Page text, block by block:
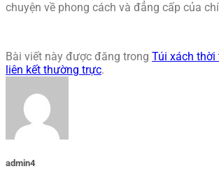
chuyện về phong cách và đẳng cấp của
Bài viết này được đăng trong Túi xách thời
liên kết thường trực.
admin4